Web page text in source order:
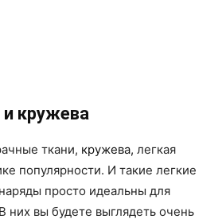
кружева
ткани, кружева, легкая
популярности. И такие легкие
просто идеальны для
них вы будете выглядеть очень